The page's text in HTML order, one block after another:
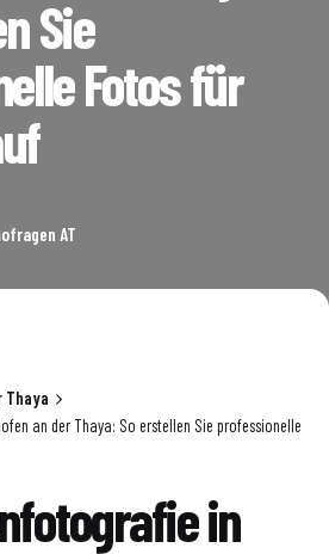
Sie
Fotos für
AT
Thaya
an der Thaya: So erstellen Sie professionelle
in